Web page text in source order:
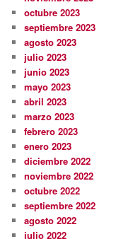
octubre 2023
septiembre 2023
agosto 2023
julio 2023
junio 2023
mayo 2023
abril 2023
marzo 2023
febrero 2023
enero 2023
diciembre 2022
noviembre 2022
octubre 2022
septiembre 2022
agosto 2022
julio 2022